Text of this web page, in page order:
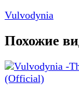
Vulvodynia
Похожие